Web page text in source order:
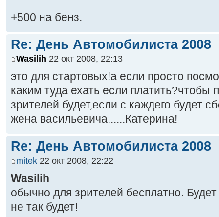
+500 на бенз.
Re: День Автомобилиста 2008
Wasilih 22 окт 2008, 22:13
это для стартовых!а если просто
каким туда ехать если платить?чтобы
зрителей будет,если с каждего будет
жена васильевича......Катерина!
Re: День Автомобилиста 2008
mitek 22 окт 2008, 22:22
Wasilih
обычно для зрителей бесплатно.
не так будет!